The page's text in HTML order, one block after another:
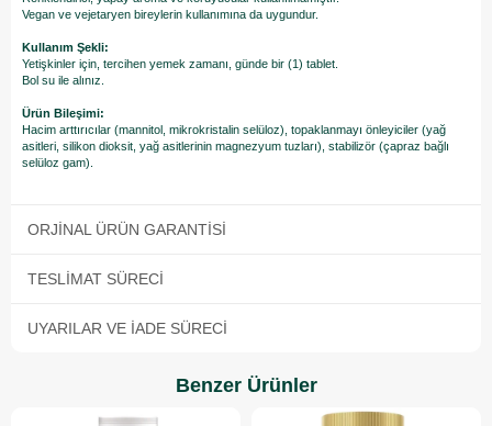
Vegan ve vejetaryen bireylerin kullanımına da uygundur.
Kullanım Şekli:
Yetişkinler için, tercihen yemek zamanı, günde bir (1) tablet.
Bol su ile alınız.
Ürün Bileşimi:
Hacim arttırıcılar (mannitol, mikrokristalin selüloz), topaklanmayı önleyiciler (yağ
asitleri, silikon dioksit, yağ asitlerinin magnezyum tuzları), stabilizör (çapraz bağlı
selüloz gam).
ORJINAL ÜRÜN GARANTISI
TESLIMAT SÜRECI
UYARILAR VE İADE SÜRECI
Benzer Ürünler